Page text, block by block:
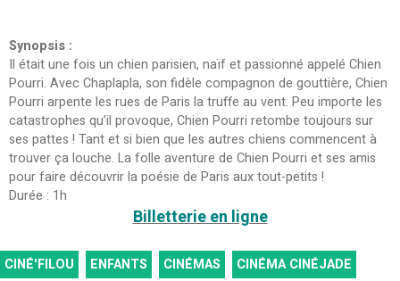
Synopsis :
Il était une fois un chien parisien, naïf et passionné appelé Chien
Pourri. Avec Chaplapla, son fidèle compagnon de gouttière, Chien
Pourri arpente les rues de Paris la truffe au vent. Peu importe les
catastrophes qu’il provoque, Chien Pourri retombe toujours sur
ses pattes ! Tant et si bien que les autres chiens commencent à
trouver ça louche. La folle aventure de Chien Pourri et ses amis
pour faire découvrir la poésie de Paris aux tout-petits !
Durée : 1h
Billetterie en ligne
CINÉ'FILOU ENFANTS CINÉMAS CINÉMA CINÉJADE